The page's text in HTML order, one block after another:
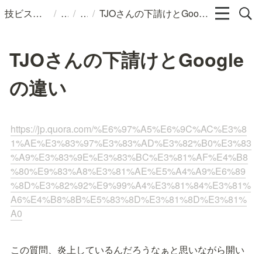
技ビスのメモ / / / TJOさんの下請けとGoogleの違い
TJOさんの下請けとGoogle
の違い
https://jp.quora.com/%E6%97%A5%E6%9C%AC%E3%8
1%AE%E3%83%97%E3%83%AD%E3%82%B0%E3%83
%A9%E3%83%9E%E3%83%BC%E3%81%AF%E4%B8
%80%E9%83%A8%E3%81%AE%E5%A4%A9%E6%89
%8D%E3%82%92%E9%99%A4%E3%81%84%E3%81%
A6%E4%B8%8B%E5%83%8D%E3%81%8D%E3%81%
A0
この質問、炎上しているんだろうなぁと思いながら開い